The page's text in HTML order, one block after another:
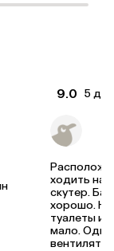
9.0 5
ходить на
скутер.
хорошо.
туалеты и
мало.